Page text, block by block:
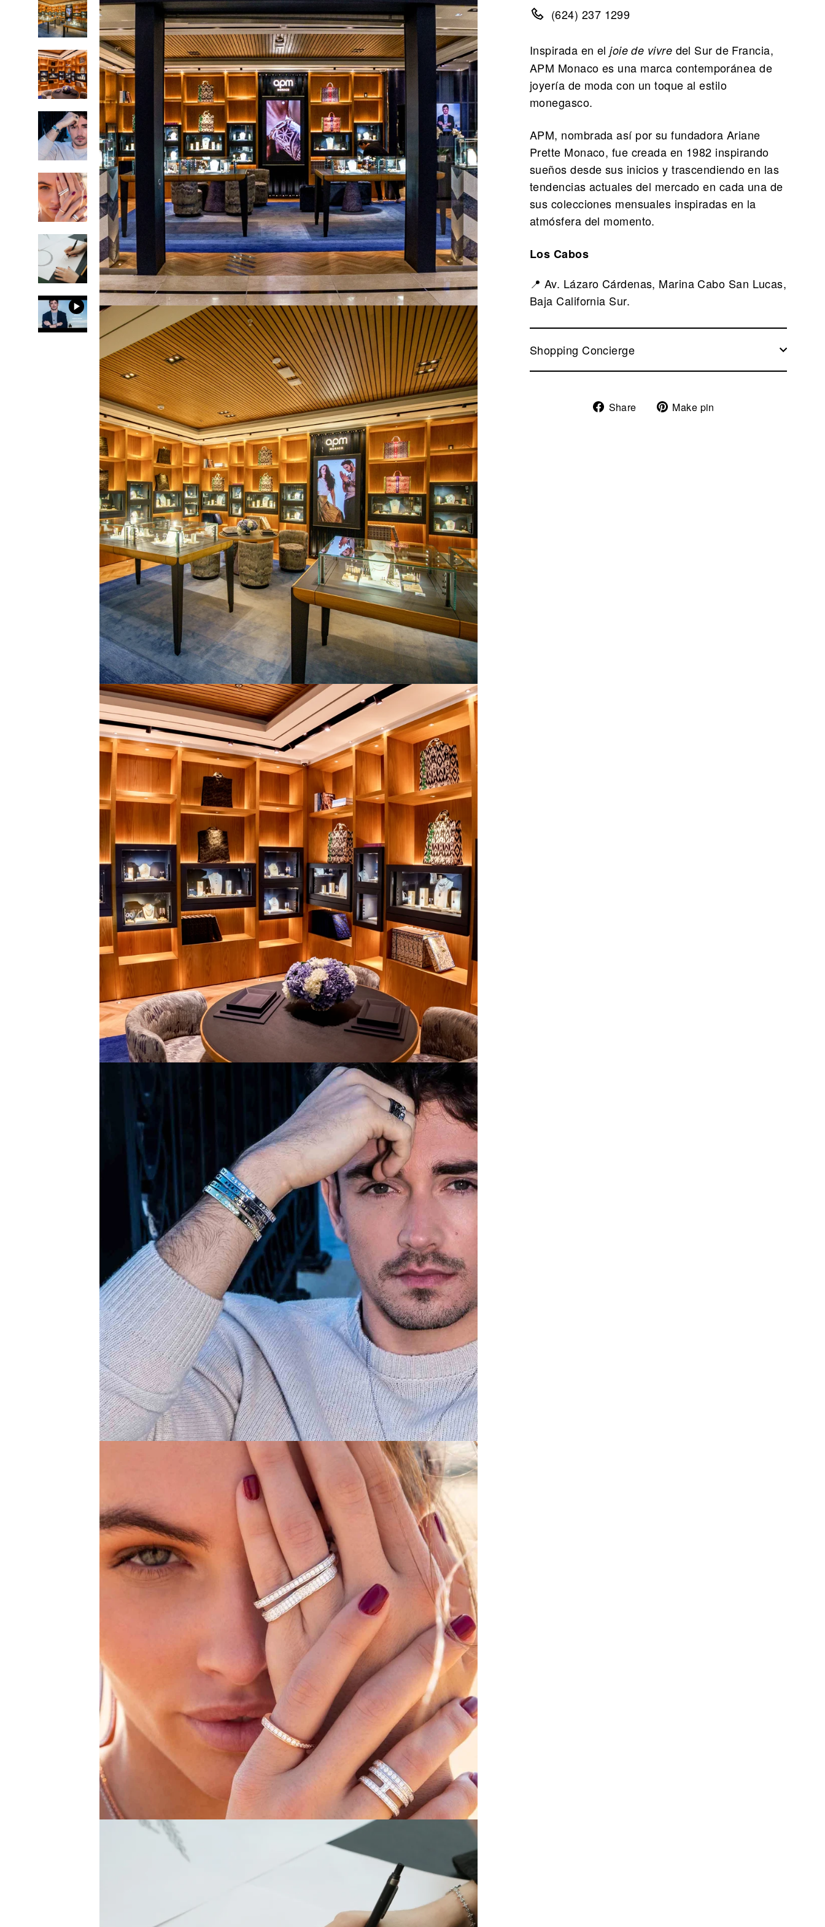
(624) 237 1299
Inspirada en eljoie de vivre del Sur de Francia,
APM Monaco es una marca contemporánea de
joyería de moda con un toque al estilo
monegasco.
APM, nombrada así por su fundadora Ariane
Prette Monaco, fue creada en 1982 inspirando
sueños desde sus inicios y trascendiendo en las
tendencias actuales del mercado en cada una de
sus colecciones mensuales inspiradas en la
atmósfera del momento.
Los Cabos
📍 Av. Lázaro Cárdenas, Marina Cabo San Lucas,
Baja California Sur.
Shopping Concierge
Share
ShareMake pin